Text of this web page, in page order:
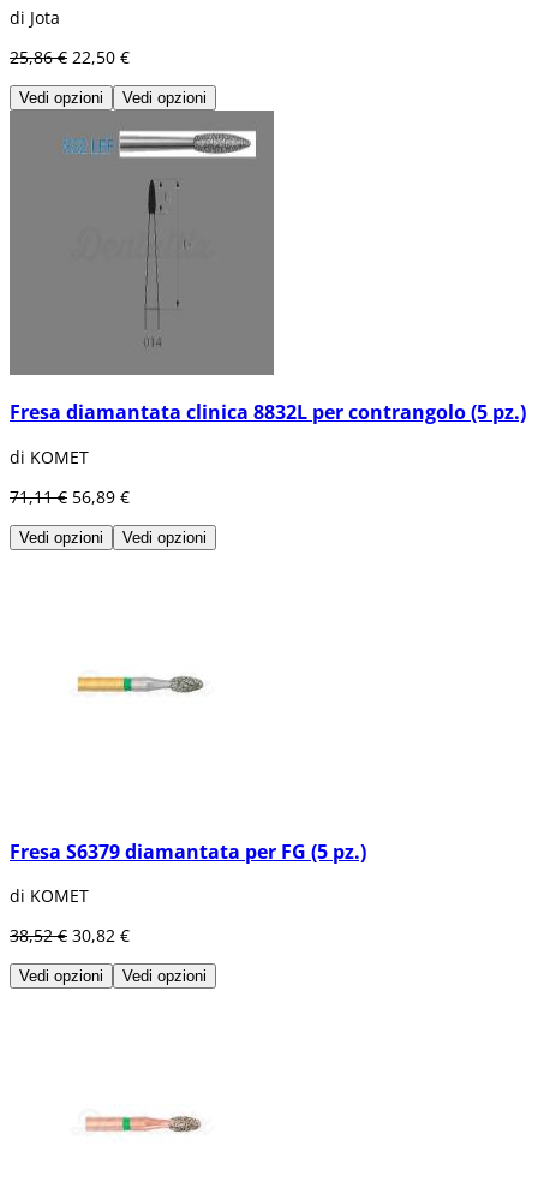
di Jota
25,86 € 22,50 €
Vedi opzioni Vedi opzioni
Fresa diamantata clinica 8832L per contrangolo (5 pz.)
di KOMET
71,11 € 56,89 €
Vedi opzioni Vedi opzioni
Fresa S6379 diamantata per FG (5 pz.)
di KOMET
38,52 € 30,82 €
Vedi opzioni Vedi opzioni